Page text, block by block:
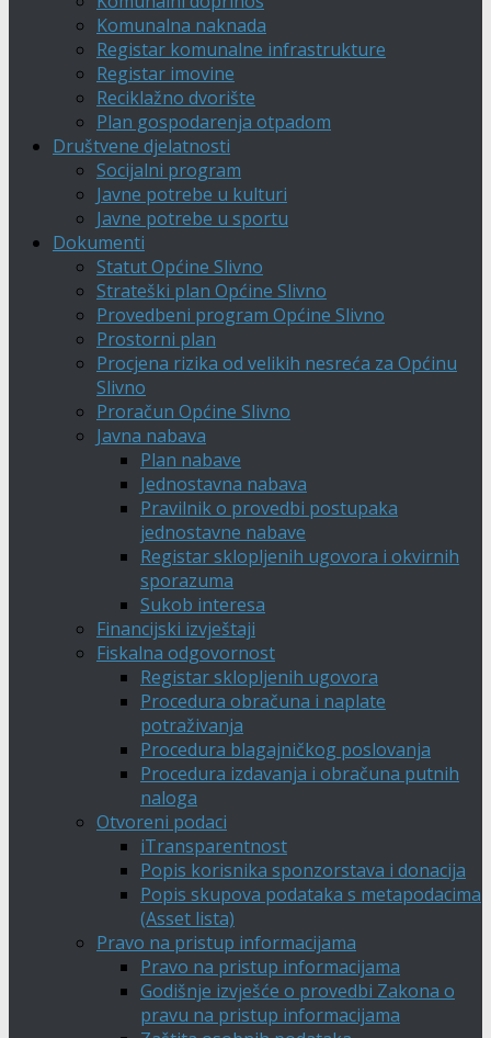
Komunalna naknada
Registar komunalne infrastrukture
Registar imovine
Reciklažno dvorište
Plan gospodarenja otpadom
Društvene djelatnosti
Socijalni program
Javne potrebe u kulturi
Javne potrebe u sportu
Dokumenti
Statut Općine Slivno
Strateški plan Općine Slivno
Provedbeni program Općine Slivno
Prostorni plan
Procjena rizika od velikih nesreća za Općinu
Slivno
Proračun Općine Slivno
Javna nabava
Plan nabave
Jednostavna nabava
Pravilnik o provedbi postupaka
jednostavne nabave
Registar sklopljenih ugovora i okvirnih
sporazuma
Sukob interesa
Financijski izvještaji
Fiskalna odgovornost
Registar sklopljenih ugovora
Procedura obračuna i naplate
potraživanja
Procedura blagajničkog poslovanja
Procedura izdavanja i obračuna putnih
naloga
Otvoreni podaci
iTransparentnost
Popis korisnika sponzorstava i donacija
Popis skupova podataka s metapodacima
(Asset lista)
Pravo na pristup informacijama
Pravo na pristup informacijama
Godišnje izvješće o provedbi Zakona o
pravu na pristup informacijama